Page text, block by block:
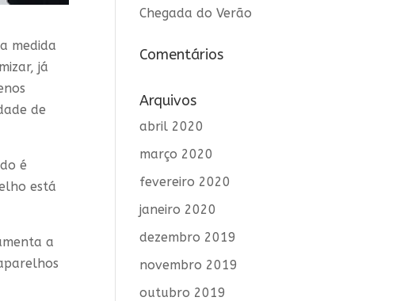
medida
já
de
é
está
a
Chegada do Verão
Comentários
Arquivos
abril 2020
março 2020
fevereiro 2020
janeiro 2020
dezembro 2019
novembro 2019
outubro 2019